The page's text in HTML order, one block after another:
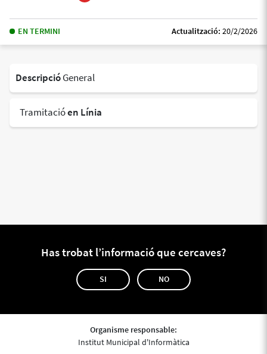
EN TERMINI Actualització: 20/2/2026
DescripcióGeneral
Tramitacióen Línia
Has trobat l’informació que cercaves?
SI NO
Organisme responsable:
Institut Municipal d'Informàtica